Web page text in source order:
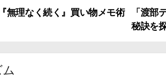
「渡部
秘訣を
無理なく続く』買い物メモ術